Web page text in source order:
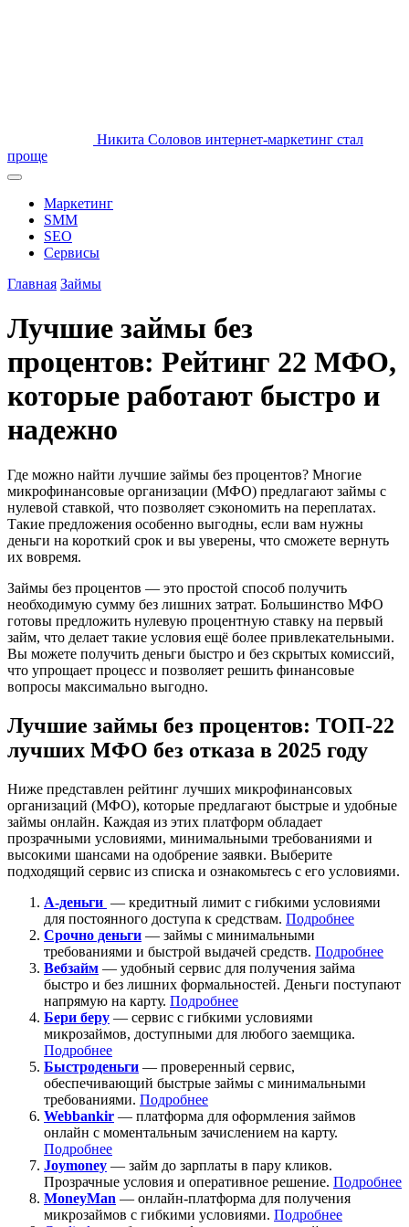
Никита Соловов интернет-маркетинг стал
проще
Маркетинг
SMM
SEO
Сервисы
Главная Займы
Лучшие займы без
процентов: Рейтинг 22 МФО,
которые работают быстро и
надежно
Где можно найти лучшие займы без процентов? Многие
микрофинансовые организации (МФО) предлагают займы с
нулевой ставкой, что позволяет сэкономить на переплатах.
Такие предложения особенно выгодны, если вам нужны
деньги на короткий срок и вы уверены, что сможете вернуть
их вовремя.
Займы без процентов — это простой способ получить
необходимую сумму без лишних затрат. Большинство МФО
готовы предложить нулевую процентную ставку на первый
займ, что делает такие условия ещё более привлекательными.
Вы можете получить деньги быстро и без скрытых комиссий,
что упрощает процесс и позволяет решить финансовые
вопросы максимально выгодно.
Лучшие займы без процентов: ТОП-22
лучших МФО без отказа в 2025 году
Ниже представлен рейтинг лучших микрофинансовых
организаций (МФО), которые предлагают быстрые и удобные
займы онлайн. Каждая из этих платформ обладает
прозрачными условиями, минимальными требованиями и
высокими шансами на одобрение заявки. Выберите
подходящий сервис из списка и ознакомьтесь с его условиями.
А-деньги — кредитный лимит с гибкими условиями
для постоянного доступа к средствам. Подробнее
Срочно деньги — займы с минимальными
требованиями и быстрой выдачей средств. Подробнее
Вебзайм — удобный сервис для получения займа
быстро и без лишних формальностей. Деньги поступают
напрямую на карту. Подробнее
Бери беру — сервис с гибкими условиями
микрозаймов, доступными для любого заемщика.
Подробнее
Быстроденьги — проверенный сервис,
обеспечивающий быстрые займы с минимальными
требованиями. Подробнее
Webbankir — платформа для оформления займов
онлайн с моментальным зачислением на карту.
Подробнее
Joymoney — займ до зарплаты в пару кликов.
Прозрачные условия и оперативное решение. Подробнее
MoneyMan — онлайн-платформа для получения
микрозаймов с гибкими условиями. Подробнее